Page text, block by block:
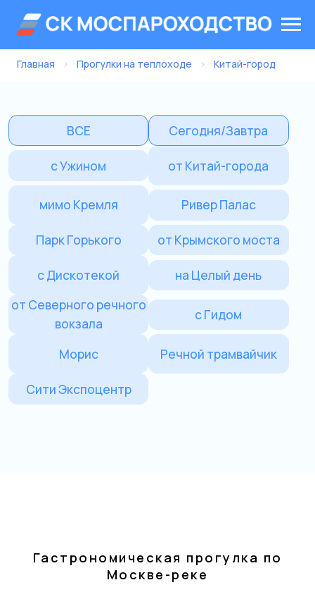
Главная › Прогулки на теплоходе › Китай-город
с Ужином от Китай-города
мимо Кремля Ривер Палас
от Крымского моста
на Целый день
от Северного речного
с Гидом
Морис Речной трамвайчик
Сити Экспоцентр
Гастрономическая прогулка по
Москве-реке